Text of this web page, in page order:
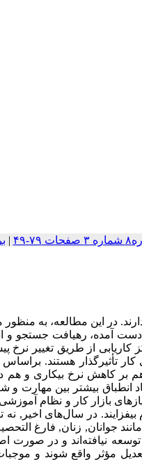
۷۹-۴۹ |
در این مطالعه، به
دست‌ آمده، رهیافت جستجو
از طریق تغییر نرخ
تأثیرگذار هستند. براساس
هم بر کاهش نرخ بیکاری و
انطباق بیشتر بین مهارت و
بازار کار و نظام
در سال‌های اخیر, نه
جوانان, زنان, فارغ
نیافته‌اند و در صورت
مؤثر واقع شوند و